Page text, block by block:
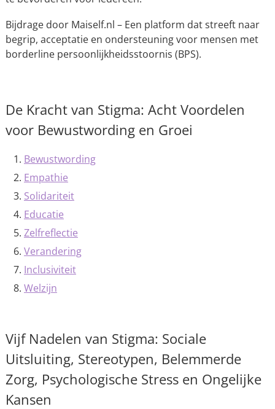
Bijdrage door Maiself.nl – Een platform dat streeft naar
begrip, acceptatie en ondersteuning voor mensen met
borderline persoonlijkheidsstoornis (BPS).
De Kracht van Stigma: Acht Voordelen
voor Bewustwording en Groei
Bewustwording
Empathie
Solidariteit
Educatie
Zelfreflectie
Verandering
Inclusiviteit
Welzijn
Vijf Nadelen van Stigma: Sociale
Uitsluiting, Stereotypen, Belemmerde
Zorg, Psychologische Stress en Ongelijke
Kansen